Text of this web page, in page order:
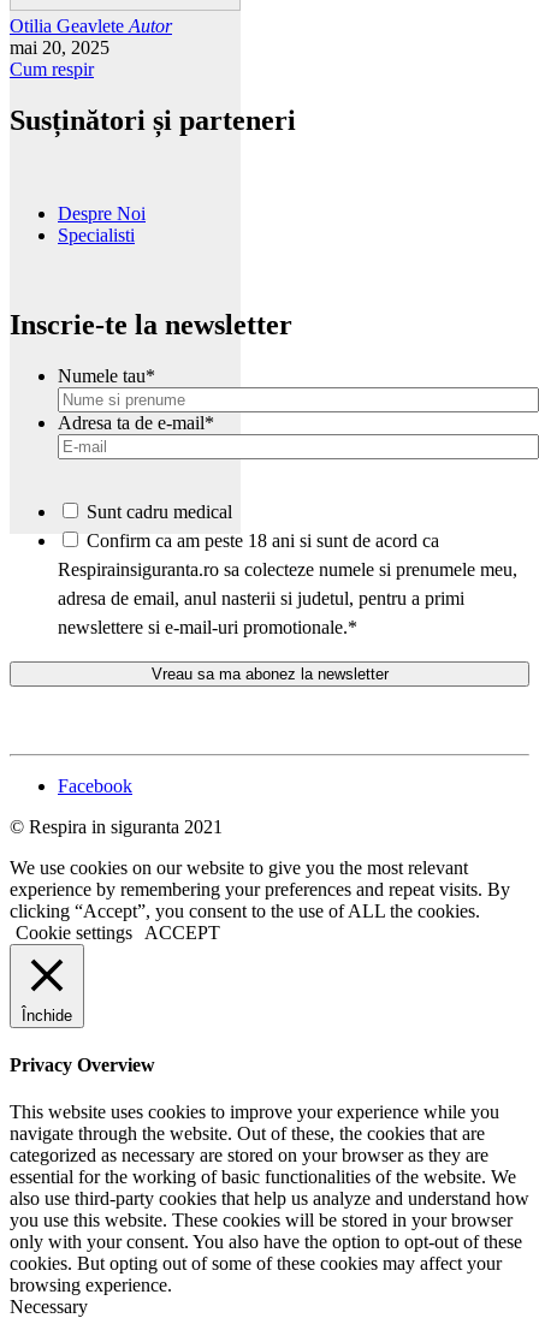
Otilia Geavlete Autor
mai 20, 2025
Cum respir
Susținători și parteneri
Despre Noi
Specialisti
Inscrie-te la newsletter
Numele tau*
Adresa ta de e-mail*
Sunt cadru medical
*
Confirm ca am peste 18 ani si sunt de acord ca
Respirainsiguranta.ro sa colecteze numele si prenumele meu,
adresa de email, anul nasterii si judetul, pentru a primi
newslettere si e-mail-uri promotionale.*
Facebook
© Respira in siguranta 2021
We use cookies on our website to give you the most relevant
experience by remembering your preferences and repeat visits. By
clicking “Accept”, you consent to the use of ALL the cookies.
Cookie settings
ACCEPT
Închide
Privacy Overview
This website uses cookies to improve your experience while you
navigate through the website. Out of these, the cookies that are
categorized as necessary are stored on your browser as they are
essential for the working of basic functionalities of the website. We
also use third-party cookies that help us analyze and understand how
you use this website. These cookies will be stored in your browser
only with your consent. You also have the option to opt-out of these
cookies. But opting out of some of these cookies may affect your
browsing experience.
Necessary